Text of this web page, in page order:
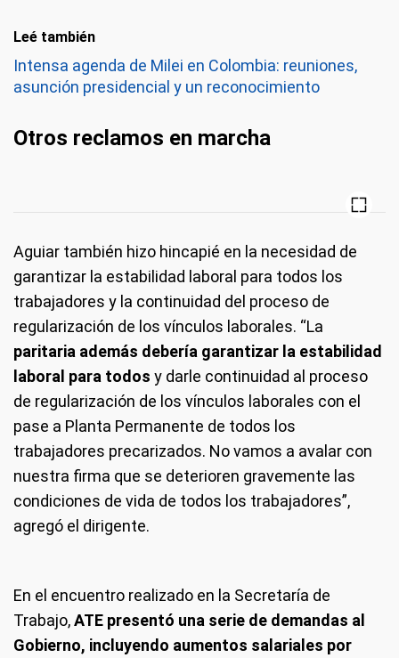
Leé también
Intensa agenda de Milei en Colombia: reuniones,
asunción presidencial y un reconocimiento
Otros reclamos en marcha
Aguiar también hizo hincapié en la necesidad de
garantizar la estabilidad laboral para todos los
trabajadores y la continuidad del proceso de
regularización de los vínculos laborales. “La
paritaria además debería garantizar la estabilidad
laboral para todos y darle continuidad al proceso
de regularización de los vínculos laborales con el
pase a Planta Permanente de todos los
trabajadores precarizados. No vamos a avalar con
nuestra firma que se deterioren gravemente las
condiciones de vida de todos los trabajadores”,
agregó el dirigente.
En el encuentro realizado en la Secretaría de
Trabajo,ATE presentó una serie de demandas al
Gobierno, incluyendo aumentos salariales por